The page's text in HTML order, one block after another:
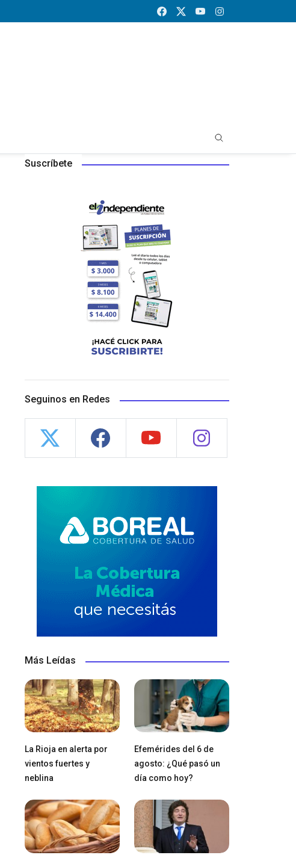
Suscríbete
Seguinos en Redes
Más Leídas
La Rioja en alerta por
vientos fuertes y
neblina
Efemérides del 6 de
agosto: ¿Qué pasó un
día como hoy?